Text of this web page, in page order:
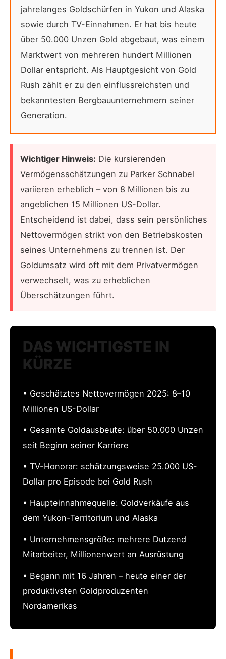
jahrelanges Goldschürfen in Yukon und Alaska
sowie durch TV-Einnahmen. Er hat bis heute
über 50.000 Unzen Gold abgebaut, was einem
Marktwert von mehreren hundert Millionen
Dollar entspricht. Als Hauptgesicht von Gold
Rush zählt er zu den einflussreichsten und
bekanntesten Bergbauunternehmern seiner
Generation.
Wichtiger Hinweis: Die kursierenden
Vermögensschätzungen zu Parker Schnabel
variieren erheblich – von 8 Millionen bis zu
angeblichen 15 Millionen US-Dollar.
Entscheidend ist dabei, dass sein persönliches
Nettovermögen strikt von den Betriebskosten
seines Unternehmens zu trennen ist. Der
Goldumsatz wird oft mit dem Privatvermögen
verwechselt, was zu erheblichen
Überschätzungen führt.
DAS WICHTIGSTE IN
KÜRZE
• Geschätztes Nettovermögen 2025: 8–10
Millionen US-Dollar
• Gesamte Goldausbeute: über 50.000 Unzen
seit Beginn seiner Karriere
• TV-Honorar: schätzungsweise 25.000 US-
Dollar pro Episode bei Gold Rush
• Haupteinnahmequelle: Goldverkäufe aus
dem Yukon-Territorium und Alaska
• Unternehmensgröße: mehrere Dutzend
Mitarbeiter, Millionenwert an Ausrüstung
• Begann mit 16 Jahren – heute einer der
produktivsten Goldproduzenten
Nordamerikas